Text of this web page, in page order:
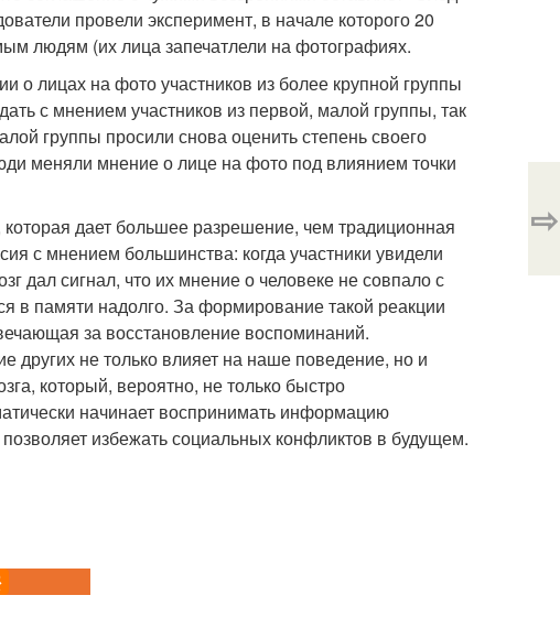
провели эксперимент, в начале которого 20
людям (их лица запечатлели на фотографиях.
лицах на фото участников из более крупной группы
с мнением участников из первой, малой группы, так
группы просили снова оценить степень своего
меняли мнение о лице на фото под влиянием точки
дает большее разрешение, чем традиционная
с мнением большинства: когда участники увидели
дал сигнал, что их мнение о человеке не совпало с
в памяти надолго. За формирование такой реакции
за восстановление воспоминаний.
других не только влияет на наше поведение, но и
который, вероятно, не только быстро
начинает воспринимать информацию
избежать социальных конфликтов в будущем.
⇨